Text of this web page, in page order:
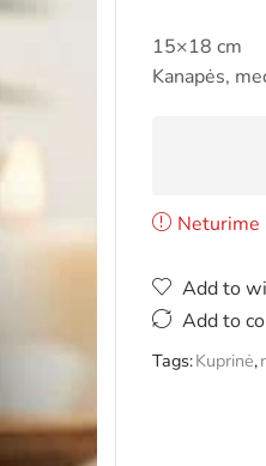
15×18 cm
Kanapės,
Neturime
Add to
Add to
Tags:Kuprinė,